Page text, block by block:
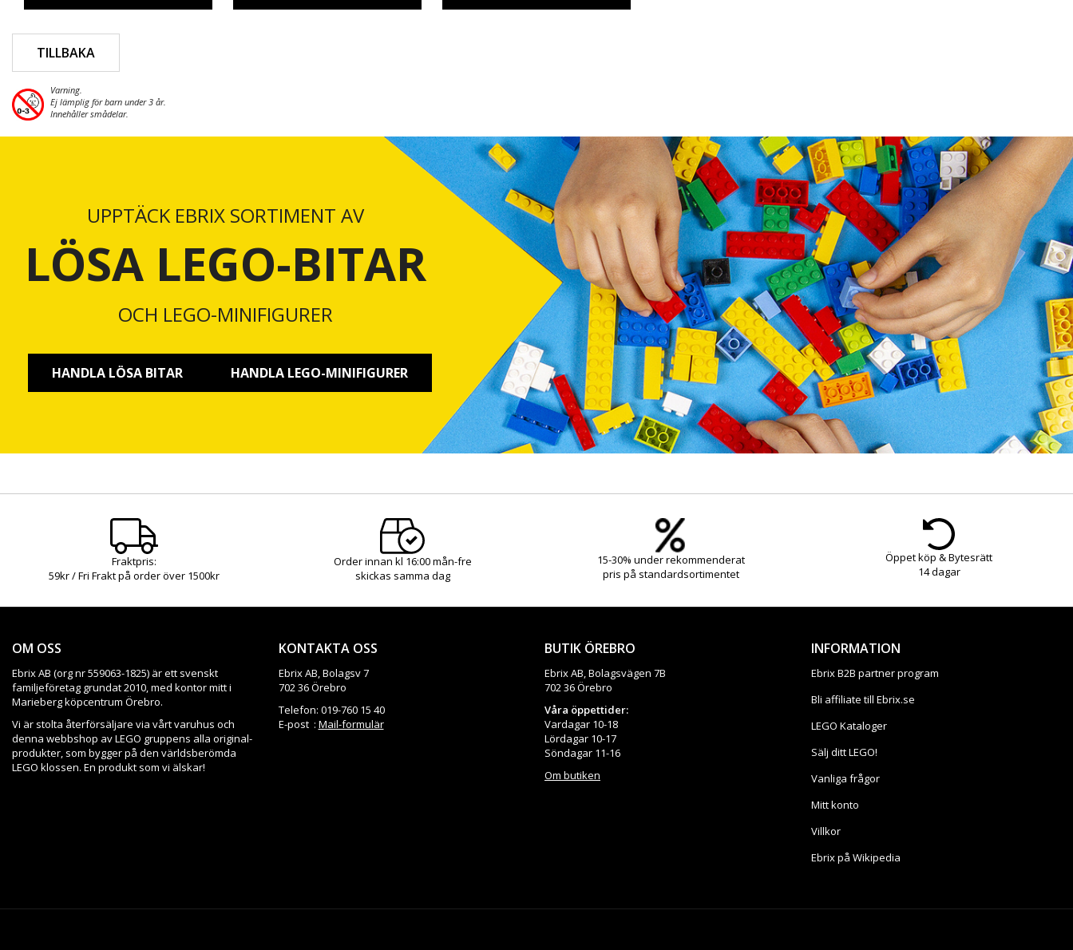
TILLBAKA
Varning.
Ej lämplig för barn under 3 år.
Innehåller smådelar.
UPPTÄCK EBRIX SORTIMENT AV
LÖSA LEGO-BITAR
OCH LEGO-MINIFIGURER
HANDLA LÖSA BITAR HANDLA LEGO-MINIFIGURER
Fraktpris:
59kr / Fri Frakt på order över 1500kr
Order innan kl 16:00 mån-fre
skickas samma dag
15-30% under rekommenderat
pris på standardsortimentet
Öppet köp & Bytesrätt
14 dagar
OM OSS
Ebrix AB (org nr 559063-1825) är ett svenskt
familjeföretag grundat 2010, med kontor mitt i
Marieberg köpcentrum Örebro.
Vi är stolta återförsäljare via vårt varuhus och
denna webbshop av LEGO gruppens alla original-
produkter, som bygger på den världsberömda
LEGO klossen. En produkt som vi älskar!
KONTAKTA OSS
Ebrix AB, Bolagsv 7
702 36 Örebro
Telefon: 019-760 15 40
E-post : Mail-formulär
BUTIK ÖREBRO
Ebrix AB, Bolagsvägen 7B
702 36 Örebro
Våra öppettider:
Vardagar 10-18
Lördagar 10-17
Söndagar 11-16
Om butiken
INFORMATION
Ebrix B2B partner program
Bli affiliate till Ebrix.se
LEGO Kataloger
Sälj ditt LEGO!
Vanliga frågor
Mitt konto
Villkor
Ebrix på Wikipedia